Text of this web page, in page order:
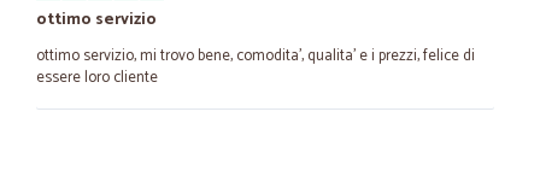
ottimo servizio
ottimo servizio, mi trovo bene, comodita', qualita' e i prezzi, felice di
essere loro cliente